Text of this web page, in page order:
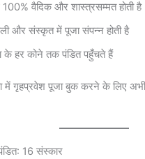
100% वैदिक और शास्त्रसम्मत होती है
और संस्कृत में पूजा संपन्न होती है
के हर कोने तक पंडित पहुँचते हैं
में गृहप्रवेश पूजा बुक करने के लिए
16 संस्कार